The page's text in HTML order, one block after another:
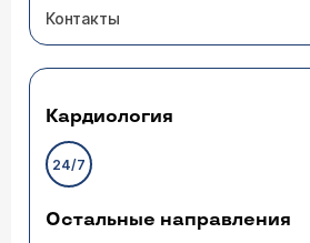
Контакты
Кардиология
24/7
Остальные направления